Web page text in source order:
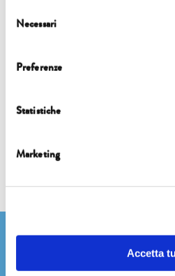
delNecessari
Preferenze
Statistiche
Marketing
Accetta